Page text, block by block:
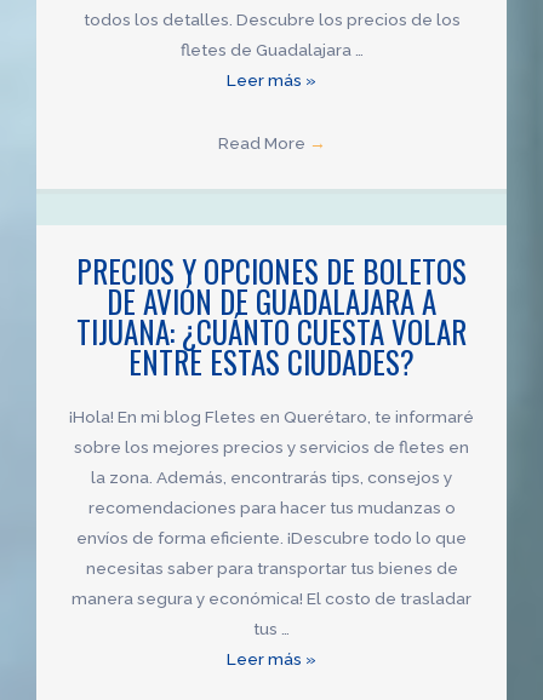
todos los detalles. Descubre los precios de los
fletes de Guadalajara …
¿Cuánto
viajar
a
Tijuana?
Descubre
los
precios
de
los
boletos
Leer más »
Read More →
PRECIOS Y OPCIONES DE BOLETOS
DE AVIÓN DE GUADALAJARA A
TIJUANA: ¿CUÁNTO CUESTA VOLAR
ENTRE ESTAS CIUDADES?
¡Hola! En mi blog Fletes en Querétaro, te informaré
sobre los mejores precios y servicios de fletes en
la zona. Además, encontrarás tips, consejos y
recomendaciones para hacer tus mudanzas o
envíos de forma eficiente. ¡Descubre todo lo que
necesitas saber para transportar tus bienes de
manera segura y económica! El costo de trasladar
tus …
Precios
Leer más »